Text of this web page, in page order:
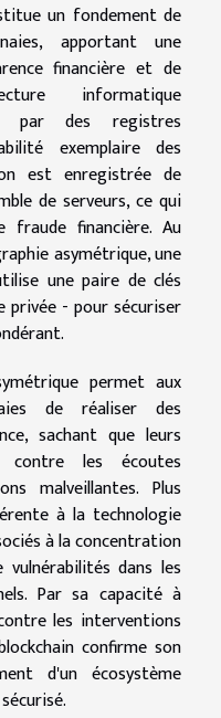
un fondement de
apportant une
financière et de
informatique
par des registres
exemplaire des
est enregistrée de
de serveurs, ce qui
financière. Au
asymétrique, une
une paire de clés
privée - pour sécuriser
permet aux
de réaliser des
sachant que leurs
contre les écoutes
malveillantes. Plus
à la technologie
à la concentration
dans les
Par sa capacité à
les interventions
confirme son
d'un écosystème